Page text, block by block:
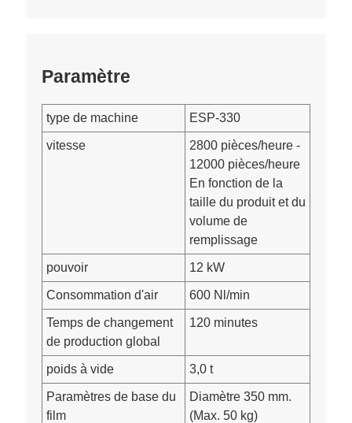
Paramètre
type de machine ESP-330
vitesse
2800 pièces/heure -
12000 pièces/heure
En fonction de la
taille du produit et du
volume de
remplissage
pouvoir 12 kW
Consommation d'air 600 Nl/min
Temps de changement
de production global
120 minutes
poids à vide 3,0 t
Paramètres de base du
film
Diamètre 350 mm.
(Max. 50 kg)